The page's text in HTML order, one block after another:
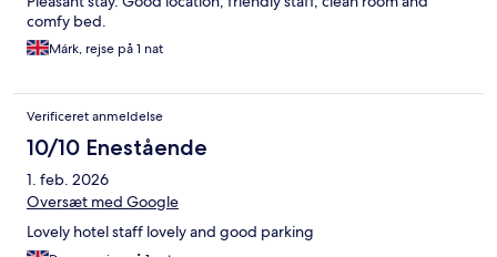
comfy bed.
Márk, rejse på 1 nat
Verificeret anmeldelse
10/10 Enestående
1. feb. 2026
Oversæt med Google
Lovely hotel staff lovely and good parking